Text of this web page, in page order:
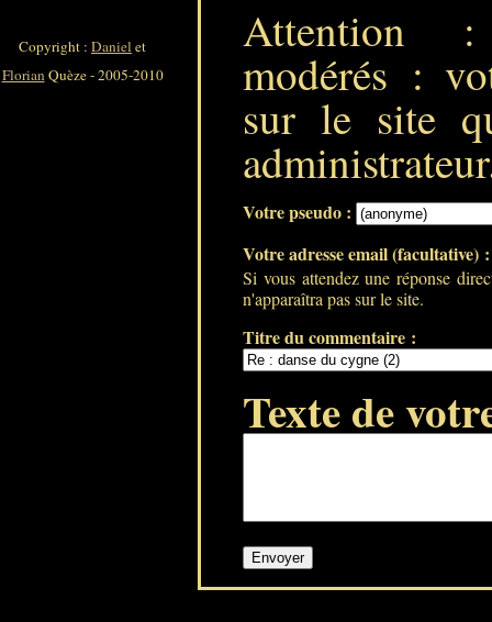
Attention :
modérés :
sur le site
Votre pseudo :
Votre adresse email (facultative)
Si vous attendez une réponse
n'apparaîtra pas sur le site.
Titre du commentaire :
Texte de
Copyright : Daniel et
FlorianQuèze - 2005-2010